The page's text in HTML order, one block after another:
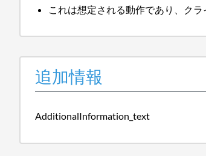
これは想定される動作であり、クラ
追加情報
AdditionalInformation_text